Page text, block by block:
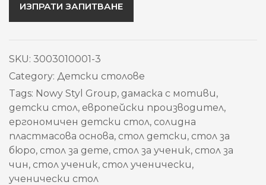
ИЗПРАТИ ЗАПИТВАНЕ
SKU: 3003010001-3
Category: Детски столове
Tags: Nowy Styl Group, дамаска с мотиви,
детски стол, европейски производител,
ергономичен детски стол, солидна
пластмасова основа, стол детски, стол за
бюро, стол за дете, стол за ученик, стол за
чин, стол ученик, стол ученически,
ученически стол